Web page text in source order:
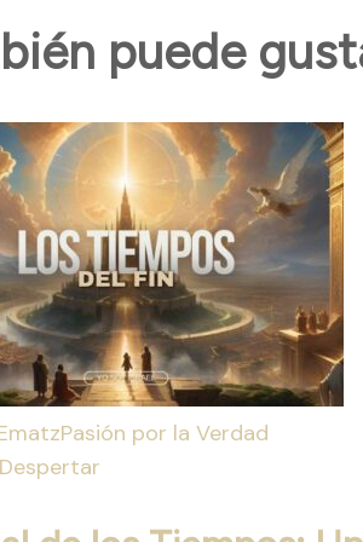
puede
Pasión por la Verdad